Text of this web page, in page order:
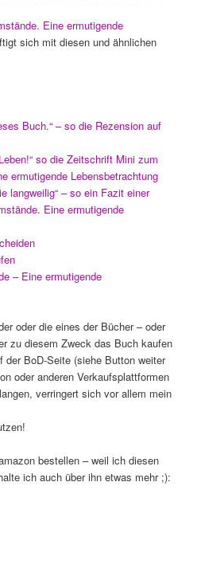
Eine ermutigende
sich mit diesen und ähnlichen
Buch.“ – so die Rezension auf
so die Zeitschrift Mini zum
ermutigende Lebensbetrachtung
langweilig“ – so ein Fazit einer
Eine ermutigende
– Eine ermutigende
oder die eines der Bücher – oder
zu diesem Zweck das Buch kaufen
BoD-Seite (siehe Button weiter
oder anderen Verkaufsplattformen
verringert sich vor allem mein
bestellen – weil ich diesen
ich auch über ihn etwas mehr ;):